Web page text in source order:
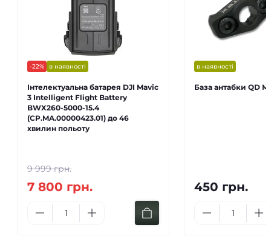
-22% в наявності
Інтелектуальна батарея DJI Mavic
3 Intelligent Flight Battery
BWX260-5000-15.4
(CP.MA.00000423.01) до 46
хвилин польоту
9 999 грн.
7 800 грн.
в наявності
База антабки QD
450 грн.